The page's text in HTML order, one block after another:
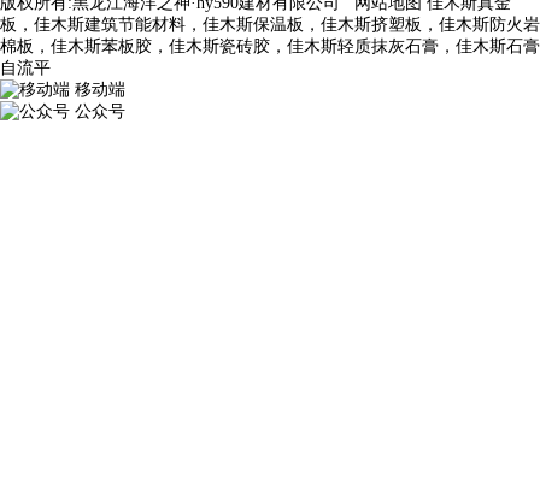
板，佳木斯建筑节能材料，佳木斯保温板，佳木斯挤塑板，佳木斯防火岩
棉板，佳木斯苯板胶，佳木斯瓷砖胶，佳木斯轻质抹灰石膏，佳木斯石膏
自流平
移动端
公众号